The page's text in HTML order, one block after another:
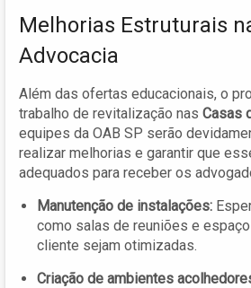
Melhorias Estruturais
Advocacia
Além das ofertas educacionais, o
trabalho de revitalização nas Casas
equipes da OAB SP serão
realizar melhorias e garantir que
adequados para receber os
Manutenção de instalações:
como salas de reuniões e
cliente sejam otimizadas.
Criação de ambientes